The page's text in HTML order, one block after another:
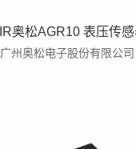
广州奥松电子股份有限公司